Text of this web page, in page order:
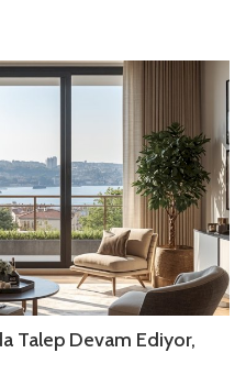
Talep Devam Ediyor,